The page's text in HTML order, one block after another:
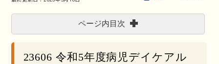
ページ内目次
23606 令和5年度病児デイケアル